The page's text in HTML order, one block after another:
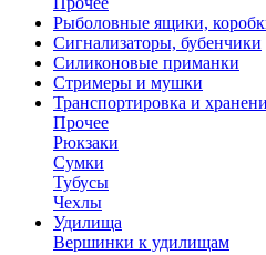
Рыболовные ящики,
Сигнализаторы, бубенчики
Силиконовые приманки
Стримеры и мушки
Транспортировка и
Прочее
Рюкзаки
Сумки
Тубусы
Чехлы
Удилища
Вершинки к удилищам